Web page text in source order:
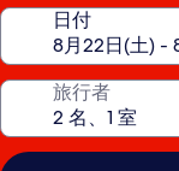
日付
旅行者